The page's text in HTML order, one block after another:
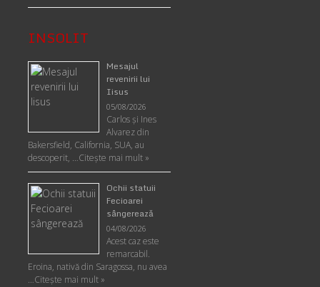
INSOLIT
Mesajul
revenirii lui
Iisus
05/08/2026
Carlos şi Ines
Alvarez din
Bakersfield, California, SUA, au
descoperit, …Citeşte mai mult »
Ochii statuii
Fecioarei
sângerează
04/08/2026
Acest caz este
remarcabil.
Eroina, nativă din Saragossa, nu avea
…Citeşte mai mult »